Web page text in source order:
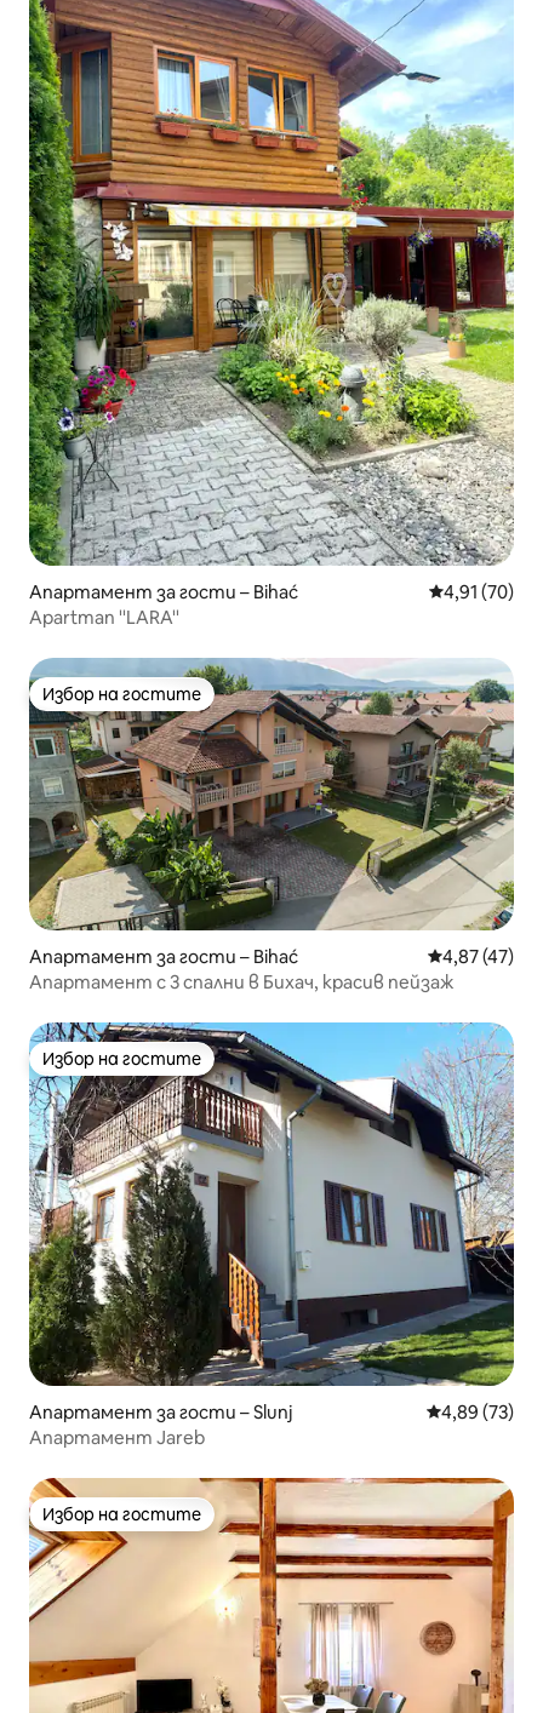
Апартамент за гости – Bihać Средна
4,91 (70)
Apartman ''LARA''
Избор на гостите
Избор на гостите
Апартамент за гости – Bihać Средна
4,87 (47)
Апартамент с 3 спални в Бихач, красив пейзаж
Избор на гостите
Избор на гостите
Апартамент за гости – Slunj Средна
4,89 (73)
Апартамент Jareb
Избор на гостите
Избор на гостите